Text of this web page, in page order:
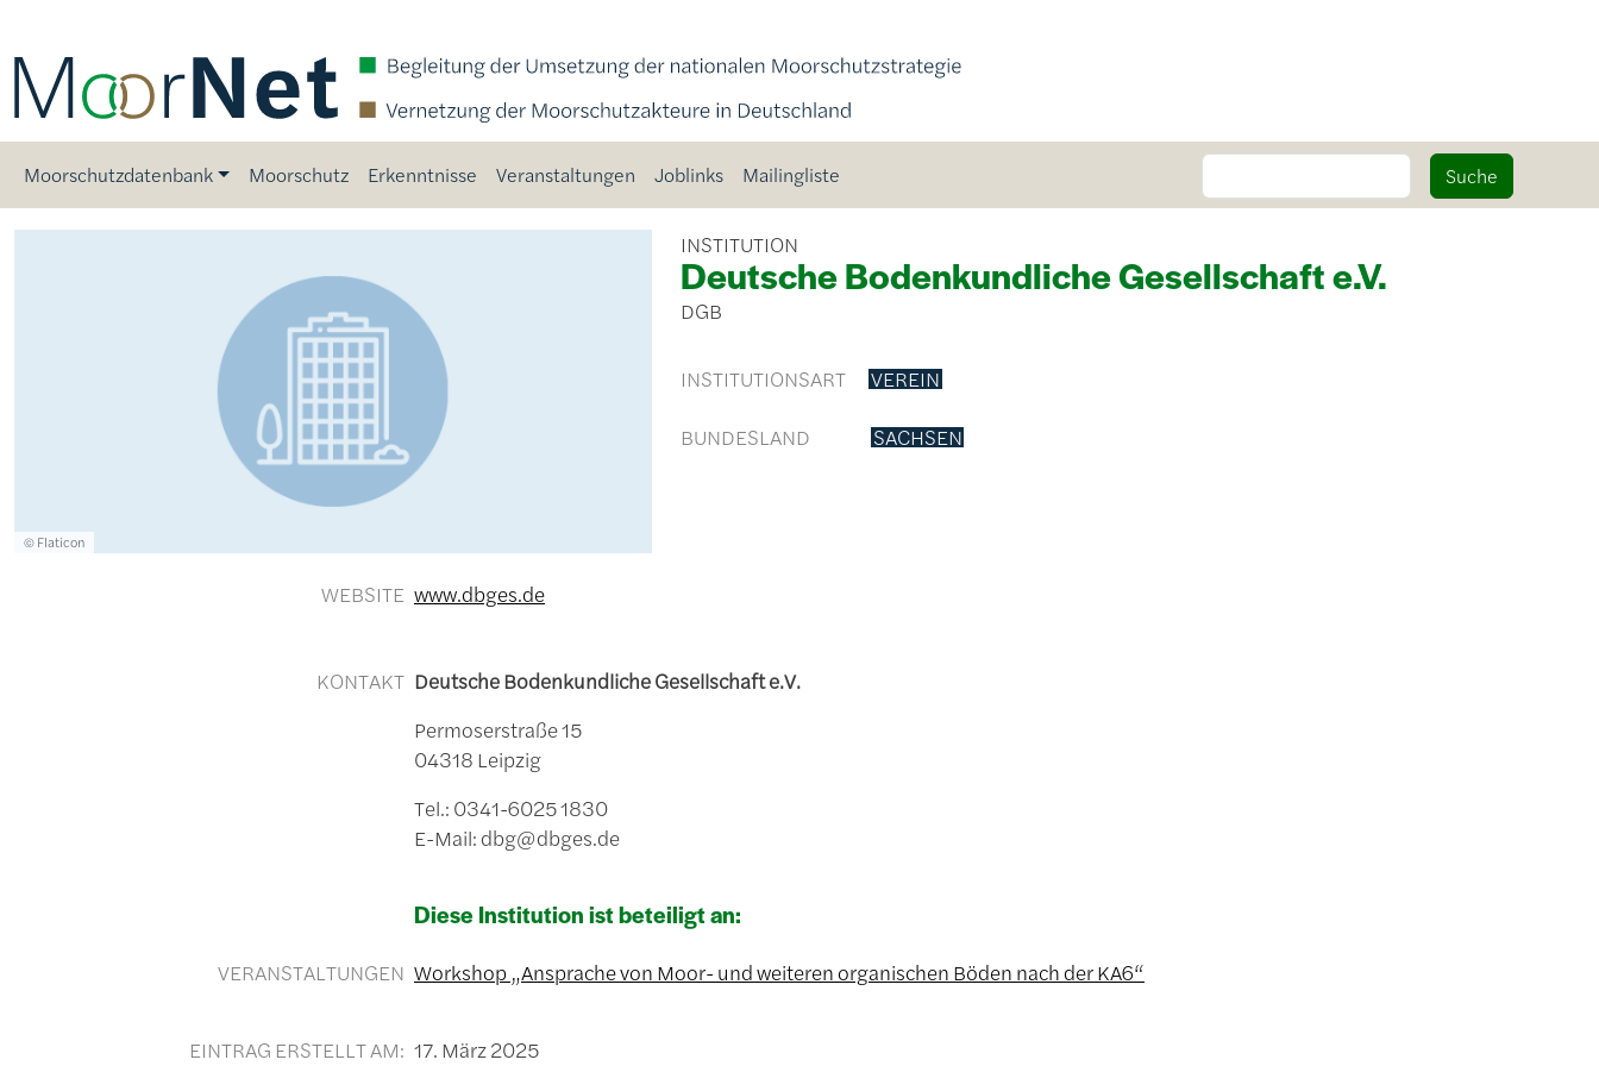
Main navigation
Moorschutzdatenbank Moorschutz Erkenntnisse Veranstaltungen Joblinks Mailingliste Suche Suche
Lizenzinformationen einschließlich Urheberrecht
© Flaticon
INSTITUTION
Deutsche Bodenkundliche Gesellschaft e.V.
DGB
INSTITUTIONSART VEREIN
BUNDESLAND SACHSEN
WEBSITE www.dbges.de
KONTAKT Deutsche Bodenkundliche Gesellschaft e.V.
Permoserstraße 15
04318 Leipzig
Tel.: 0341-6025 1830
E-Mail: dbg@dbges.de
Diese Institution ist beteiligt an:
VERANSTALTUNGEN Workshop „Ansprache von Moor- und weiteren organischen Böden nach der KA6“
EINTRAG ERSTELLT AM: 17. März 2025